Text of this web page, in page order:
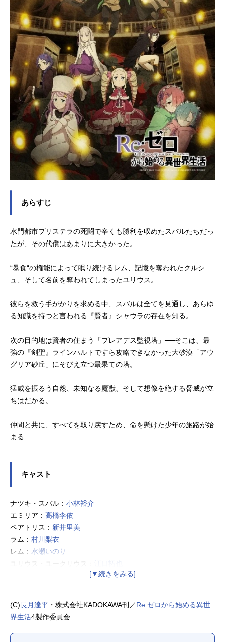
あらすじ
水門都市プリステラの死闘で辛くも勝利を収めたスバルたちだっ
たが、その代償はあまりに大きかった。
“暴食“の権能によって眠り続けるレム、記憶を奪われたクルシ
ュ、そして名前を奪われてしまったユリウス。
彼らを救う手がかりを求める中、スバルは全てを見通し、あらゆ
る知識を持つと言われる『賢者』シャウラの存在を知る。
次の目的地は賢者の住まう「プレアデス監視塔」──そこは、最
強の『剣聖』ラインハルトですら攻略できなかった大砂漠「アウ
グリア砂丘」にそびえ立つ最果ての塔。
猛威を振るう自然、未知なる魔獣、そして想像を絶する脅威が立
ちはだかる。
仲間と共に、すべてを取り戻すため、命を懸けた少年の旅路が始
まる──
キャスト
ナツキ・スバル： 小林裕介
エミリア： 高橋李依
ベアトリス： 新井里美
ラム： 村川梨衣
レム： 水瀬いのり
ユリウス・ユークリウス：
アナスタシア・ホーシン：植田佳奈
シャウラ：ファイルーズあい
レイド・アストレア：
ルイ・アルネブ：小原好美
(C)長月達平 ・株式会社KADOKAWA刊／Re:ゼロから始める異世
界生活4製作委員会